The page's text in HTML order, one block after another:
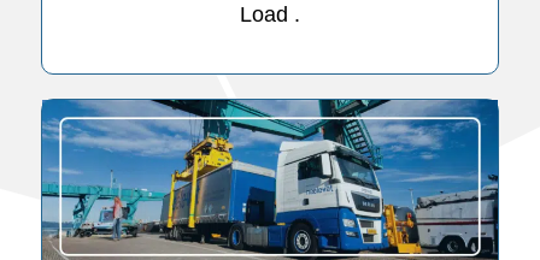
Load .